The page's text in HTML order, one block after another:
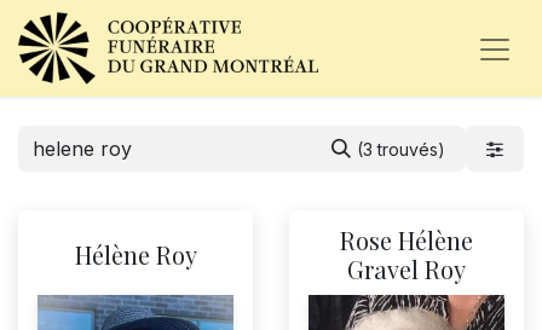
(3 trouvés)
Hélène Roy
Rose Hélène
Gravel Roy